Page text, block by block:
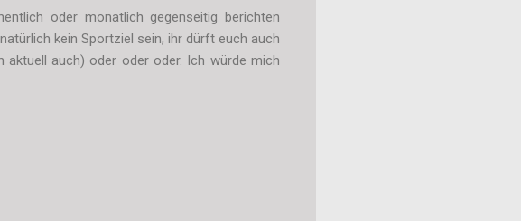
oder monatlich gegenseitig berichten
kein Sportziel sein, ihr dürft euch auch
aktuell auch) oder oder oder. Ich würde mich